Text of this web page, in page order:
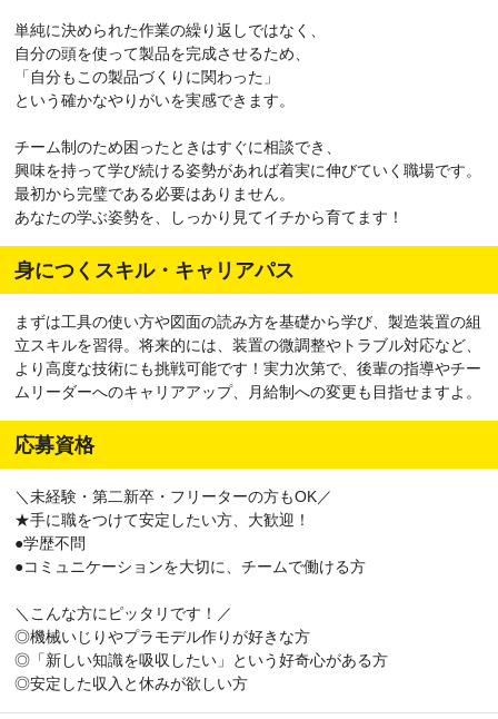
単純に決められた作業の繰り返しではなく、
自分の頭を使って製品を完成させるため、
「自分もこの製品づくりに関わった」
という確かなやりがいを実感できます。
チーム制のため困ったときはすぐに相談でき、
興味を持って学び続ける姿勢があれば着実に伸びていく職場です。
最初から完璧である必要はありません。
あなたの学ぶ姿勢を、しっかり見てイチから育てます！
身につくスキル・キャリアパス
まずは工具の使い方や図面の読み方を基礎から学び、製造装置の組
立スキルを習得。将来的には、装置の微調整やトラブル対応など、
より高度な技術にも挑戦可能です！実力次第で、後輩の指導やチー
ムリーダーへのキャリアアップ、月給制への変更も目指せますよ。
応募資格
＼未経験・第二新卒・フリーターの方もOK／
★手に職をつけて安定したい方、大歓迎！
●学歴不問
●コミュニケーションを大切に、チームで働ける方
＼こんな方にピッタリです！／
◎機械いじりやプラモデル作りが好きな方
◎「新しい知識を吸収したい」という好奇心がある方
◎安定した収入と休みが欲しい方